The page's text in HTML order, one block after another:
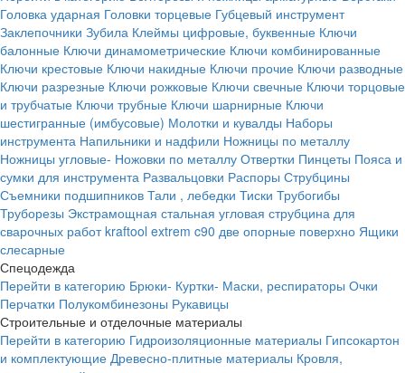
Головка ударная Головки торцевые Губцевый инструмент
Заклепочники Зубила Клеймы цифровые, буквенные Ключи
балонные Ключи динамометрические Ключи комбинированные
Ключи крестовые Ключи накидные Ключи прочие Ключи разводные
Ключи разрезные Ключи рожковые Ключи свечные Ключи торцовые
и трубчатые Ключи трубные Ключи шарнирные Ключи
шестигранные (имбусовые) Молотки и кувалды Наборы
инструмента Напильники и надфили Ножницы по металлу
Ножницы угловые- Ножовки по металлу Отвертки Пинцеты Пояса и
сумки для инструмента Развальцовки Распоры Струбцины
Съемники подшипников Тали , лебедки Тиски Трубогибы
Труборезы Экстрамощная стальная угловая струбцина для
сварочных работ kraftool extrem c90 две опорные поверхно Ящики
слесарные
Спецодежда
Перейти в категорию Брюки- Куртки- Маски, респираторы Очки
Перчатки Полукомбинезоны Рукавицы
Строительные и отделочные материалы
Перейти в категорию Гидроизоляционные материалы Гипсокартон
и комплектующие Древесно-плитные материалы Кровля,